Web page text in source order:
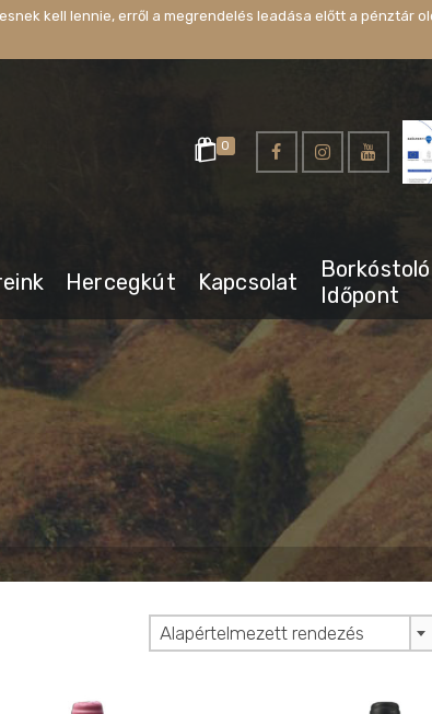
kell lennie, erről a megrendelés leadása előtt a pénztár
0
Hercegkút Kapcsolat
Borkóstoló
Időpont
Alapértelmezett rendezés